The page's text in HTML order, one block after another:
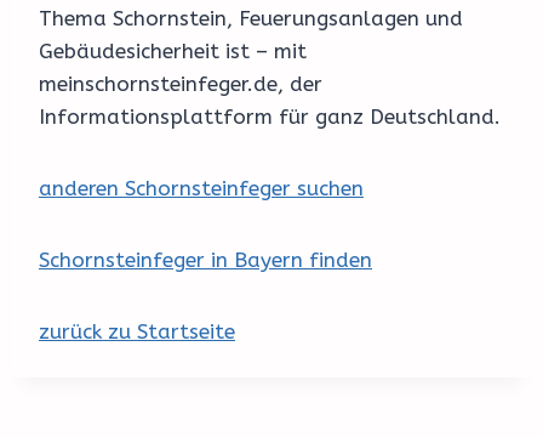
Thema Schornstein, Feuerungsanlagen und
Gebäudesicherheit ist – mit
meinschornsteinfeger.de, der
Informationsplattform für ganz Deutschland.
anderen Schornsteinfeger suchen
Schornsteinfeger in Bayern finden
zurück zu Startseite